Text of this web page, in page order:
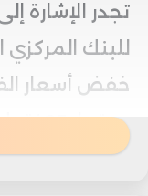
تجدر الإشارة
للبنك
الحالي إلى 4.25% بعد أن كان 4.50%.